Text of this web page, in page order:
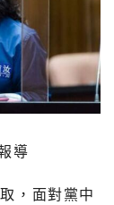
導
，面對黨中